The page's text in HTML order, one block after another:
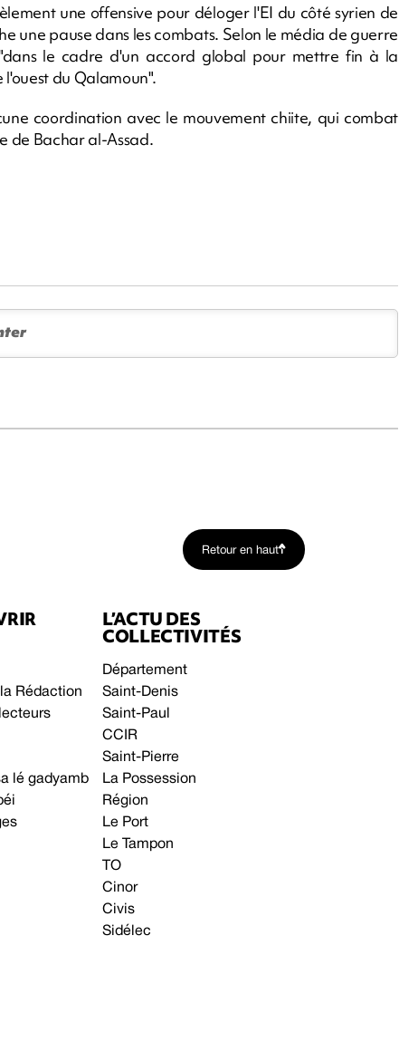
une offensive pour déloger l'EI du côté syrien de
une pause dans les combats. Selon le média de guerre
le cadre d'un accord global pour mettre fin à la
du Qalamoun".
coordination avec le mouvement chiite, qui combat
de Bachar al-Assad.
Retour en haut
Rédaction
lé gadyamb
L’ACTU DES
COLLECTIVITÉS
Département
Saint-Denis
Saint-Paul
CCIR
Saint-Pierre
La Possession
Région
Le Port
Le Tampon
TO
Cinor
Civis
Sidélec